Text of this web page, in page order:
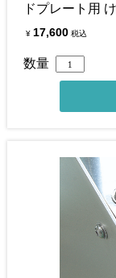
ドプレート用
¥ 17,600 税込
数量